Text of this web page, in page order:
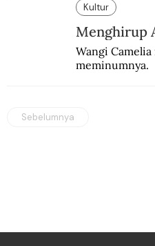
Kultur
Menghirup
Wangi
meminumnya.
Sebelumnya